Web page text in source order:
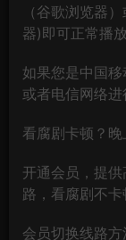
（谷歌浏览器
器)即可正常播
如果您是中国
或者电信网络进
看腐剧卡顿？晚
开通会员，提
路，看腐剧不卡
会员切换线路